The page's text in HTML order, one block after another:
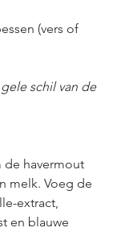
(vers of
schil van de
de havermout
melk. Voeg de
extract,
en blauwe